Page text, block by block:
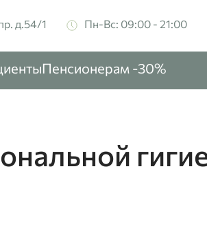
д.54/1 Пн-Вс: 09:00 - 21:00
Пенсионерам -30%